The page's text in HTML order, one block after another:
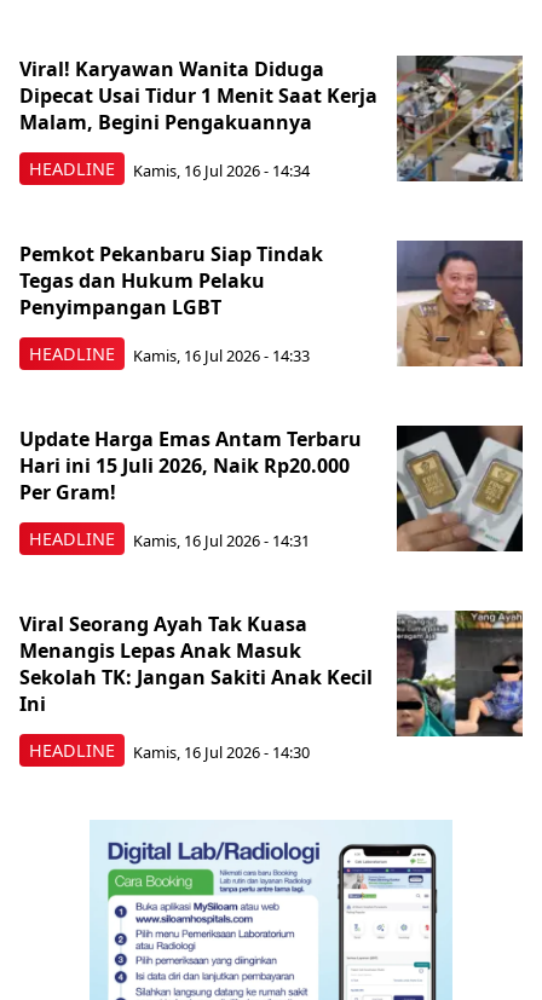
HEADLINE
Viral! Karyawan Wanita Diduga
Dipecat Usai Tidur 1 Menit Saat Kerja
Malam, Begini Pengakuannya
Kamis, 16 Jul 2026 - 14:34
HEADLINE
Pemkot Pekanbaru Siap Tindak
Tegas dan Hukum Pelaku
Penyimpangan LGBT
Kamis, 16 Jul 2026 - 14:33
HEADLINE
Update Harga Emas Antam Terbaru
Hari ini 15 Juli 2026, Naik Rp20.000
Per Gram!
Kamis, 16 Jul 2026 - 14:31
HEADLINE
Viral Seorang Ayah Tak Kuasa
Menangis Lepas Anak Masuk
Sekolah TK: Jangan Sakiti Anak Kecil
Ini
Kamis, 16 Jul 2026 - 14:30